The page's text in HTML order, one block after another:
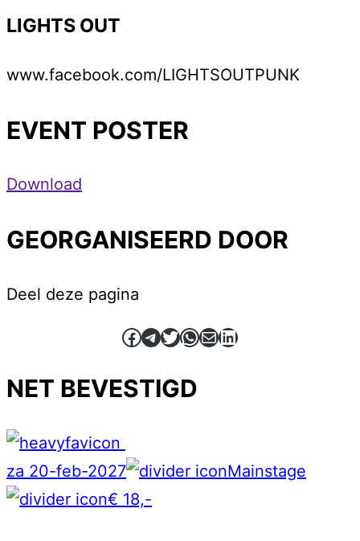
LIGHTS OUT
www.facebook.com/LIGHTSOUTPUNK
EVENT POSTER
Download
GEORGANISEERD DOOR
Deel deze pagina
Facebook
Telegram
Twitter
WhatsApp
E-mailLinkedIn
NET BEVESTIGD
za 20-feb-2027
Mainstage
€ 18,-